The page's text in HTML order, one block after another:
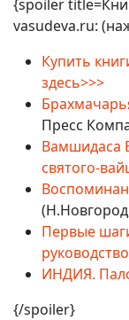
{spoiler
vasudeva.ru:
Купить
здесь>>>
Пресс
Вамшидаса
святого-
Первые
ИНДИЯ.
{/spoiler}